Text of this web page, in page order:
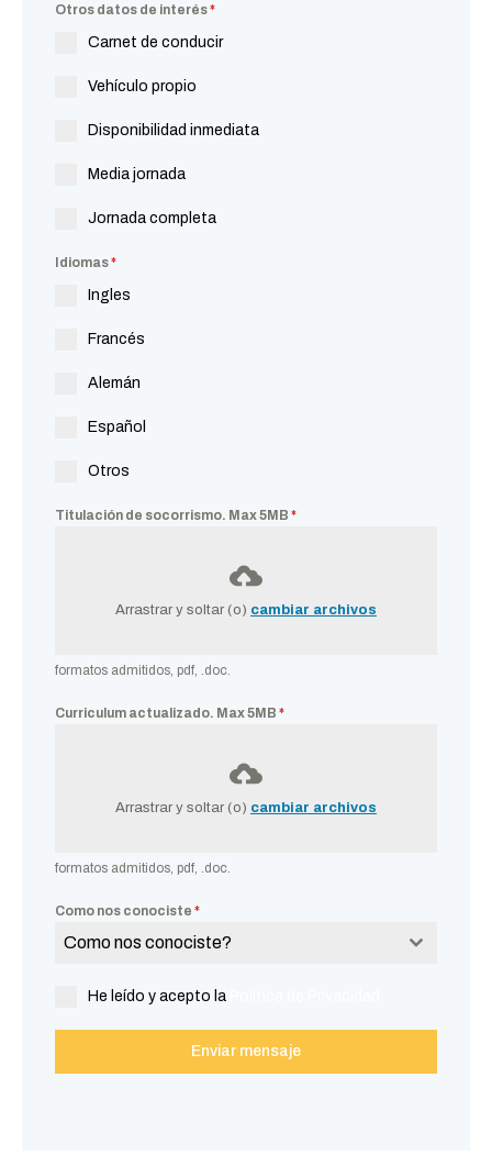
Otros datos de interés*
Carnet de conducir
Vehículo propio
Disponibilidad inmediata
Media jornada
Jornada completa
Idiomas*
Ingles
Francés
Alemán
Español
Otros
Titulación de socorrismo. Max 5MB *
Arrastrar y soltar (o) cambiar archivos
formatos admitidos, pdf, .doc.
Curriculum actualizado. Max 5MB *
Arrastrar y soltar (o) cambiar archivos
formatos admitidos, pdf, .doc.
Como nos conociste *
Como nos conociste?
He leído y acepto la
Enviar mensaje